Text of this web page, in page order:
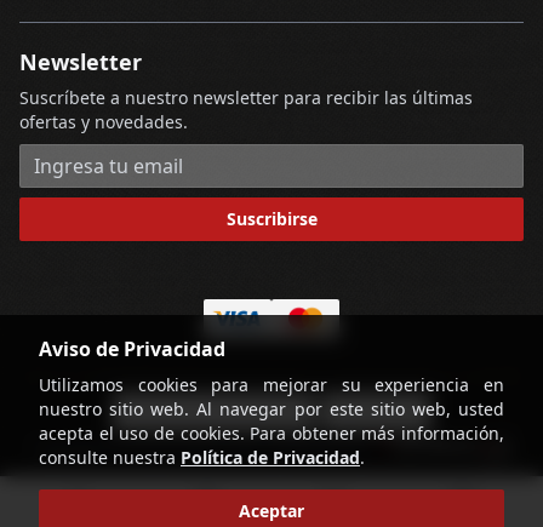
Aviso de Privacidad
Utilizamos cookies para mejorar su experiencia en
nuestro sitio web. Al navegar por este sitio web, usted
acepta el uso de cookies. Para obtener más información,
consulte nuestra Política de Privacidad.
Aceptar
Newsletter
Suscríbete a nuestro newsletter para recibir las últimas
ofertas y novedades.
Dirección de correo electrónico
Suscribirse
Términos y Condiciones - Contáctenos
Copyright © Licorería Alvear 2026 powered by